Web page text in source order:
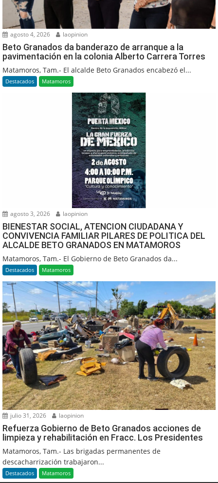
agosto 4, 2026 laopinion
Beto Granados da banderazo de arranque a la
pavimentación en la colonia Alberto Carrera Torres
Matamoros, Tam.- El alcalde Beto Granados encabezó el...
Destacados Matamoros
agosto 3, 2026 laopinion
BIENESTAR SOCIAL, ATENCION CIUDADANA Y
CONVIVENCIA FAMILIAR PILARES DE POLITICA DEL
ALCALDE BETO GRANADOS EN MATAMOROS
Matamoros, Tam.- El Gobierno de Beto Granados da...
Destacados Matamoros
julio 31, 2026 laopinion
Refuerza Gobierno de Beto Granados acciones de
limpieza y rehabilitación en Fracc. Los Presidentes
Matamoros, Tam.- Las brigadas permanentes de
descacharrización trabajaron...
Destacados Matamoros